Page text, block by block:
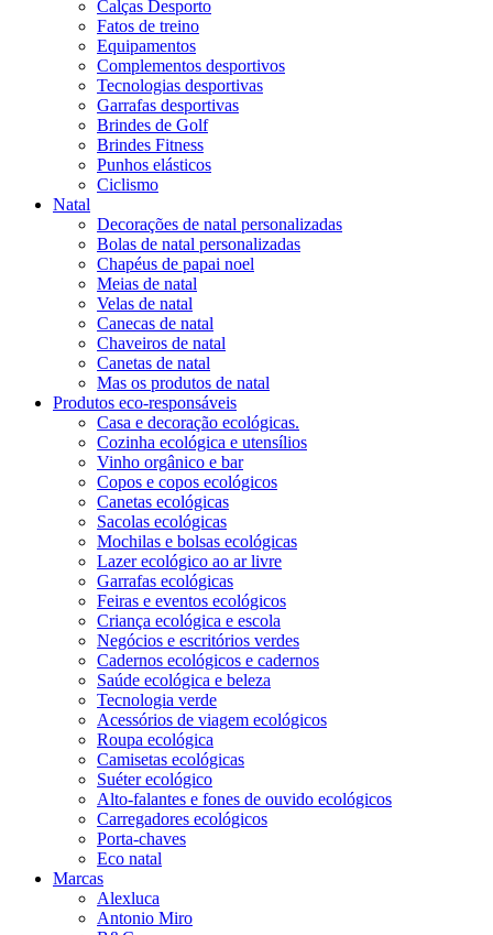
Calças Desporto
Fatos de treino
Equipamentos
Complementos desportivos
Tecnologias desportivas
Garrafas desportivas
Brindes de Golf
Brindes Fitness
Punhos elásticos
Ciclismo
Natal
Decorações de natal personalizadas
Bolas de natal personalizadas
Chapéus de papai noel
Meias de natal
Velas de natal
Canecas de natal
Chaveiros de natal
Canetas de natal
Mas os produtos de natal
Produtos eco-responsáveis
Casa e decoração ecológicas.
Cozinha ecológica e utensílios
Vinho orgânico e bar
Copos e copos ecológicos
Canetas ecológicas
Sacolas ecológicas
Mochilas e bolsas ecológicas
Lazer ecológico ao ar livre
Garrafas ecológicas
Feiras e eventos ecológicos
Criança ecológica e escola
Negócios e escritórios verdes
Cadernos ecológicos e cadernos
Saúde ecológica e beleza
Tecnologia verde
Acessórios de viagem ecológicos
Roupa ecológica
Camisetas ecológicas
Suéter ecológico
Alto-falantes e fones de ouvido ecológicos
Carregadores ecológicos
Porta-chaves
Eco natal
Marcas
Alexluca
Antonio Miro